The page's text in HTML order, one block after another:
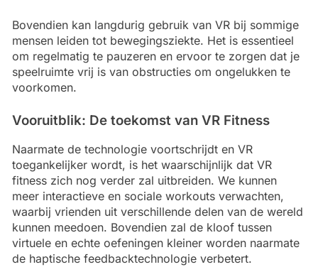
Bovendien kan langdurig gebruik van VR bij sommige
mensen leiden tot bewegingsziekte. Het is essentieel
om regelmatig te pauzeren en ervoor te zorgen dat je
speelruimte vrij is van obstructies om ongelukken te
voorkomen.
Vooruitblik: De toekomst van VR Fitness
Naarmate de technologie voortschrijdt en VR
toegankelijker wordt, is het waarschijnlijk dat VR
fitness zich nog verder zal uitbreiden. We kunnen
meer interactieve en sociale workouts verwachten,
waarbij vrienden uit verschillende delen van de wereld
kunnen meedoen. Bovendien zal de kloof tussen
virtuele en echte oefeningen kleiner worden naarmate
de haptische feedbacktechnologie verbetert.